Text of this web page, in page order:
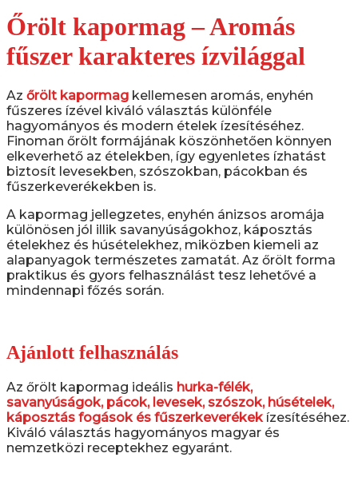
Őrölt kapormag – Aromás
fűszer karakteres ízvilággal
Az őrölt kapormag kellemesen aromás, enyhén
fűszeres ízével kiváló választás különféle
hagyományos és modern ételek ízesítéséhez.
Finoman őrölt formájának köszönhetően könnyen
elkeverhető az ételekben, így egyenletes ízhatást
biztosít levesekben, szószokban, pácokban és
fűszerkeverékekben is.
A kapormag jellegzetes, enyhén ánizsos aromája
különösen jól illik savanyúságokhoz, káposztás
ételekhez és húsételekhez, miközben kiemeli az
alapanyagok természetes zamatát. Az őrölt forma
praktikus és gyors felhasználást tesz lehetővé a
mindennapi főzés során.
Ajánlott felhasználás
Az őrölt kapormag ideális hurka-félék,
savanyúságok, pácok, levesek, szószok, húsételek,
káposztás fogások és fűszerkeverékekízesítéséhez.
Kiváló választás hagyományos magyar és
nemzetközi receptekhez egyaránt.